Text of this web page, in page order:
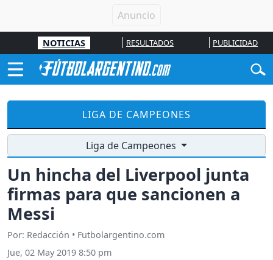
NOTICIAS RESULTADOS PUBLICIDAD
LIGA DE CAMPEONES
Liga de Campeones
Un hincha del Liverpool junta
firmas para que sancionen a
Messi
Por: Redacción • Futbolargentino.com
Jue, 02 May 2019 8:50 pm